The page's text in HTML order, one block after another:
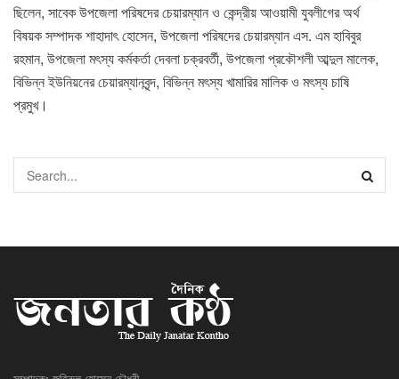
ছিলেন, সাবেক উপজেলা পরিষদের চেয়ারম্যান ও কেন্দ্রীয় আওয়ামী যুবলীগের অর্থ
বিষয়ক সম্পাদক শাহাদাৎ হোসেন, উপজেলা পরিষদের চেয়ারম্যান এস. এম হাবিবুর
রহমান, উপজেলা মৎস্য কর্মকর্তা দেবলা চক্রবর্তী, উপজেলা প্রকৌশলী আব্দুল মালেক,
বিভিন্ন ইউনিয়নের চেয়ারম্যানবৃন্দ, বিভিন্ন মৎস্য খামারির মালিক ও মৎস্য চাষি
প্রমুখ।